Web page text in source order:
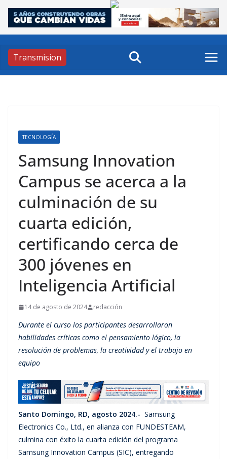
Skip
content
Transmision
TECNOLOGÍA
Samsung Innovation
Campus se acerca a la
culminación de su
cuarta edición,
certificando cerca de
300 jóvenes en
Inteligencia Artificial
14 de agosto de 2024 redacción
Durante el curso los participantes desarrollaron
habilidades críticas como el pensamiento lógico, la
resolución de problemas, la creatividad y el trabajo en
equipo
Santo Domingo, RD, agosto 2024.- Samsung
Electronics Co., Ltd., en alianza con FUNDESTEAM,
culmina con éxito la cuarta edición del programa
Samsung Innovation Campus (SIC), entregando